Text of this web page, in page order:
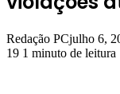
Redação PCjulho 6,
19 1 minuto de leitura